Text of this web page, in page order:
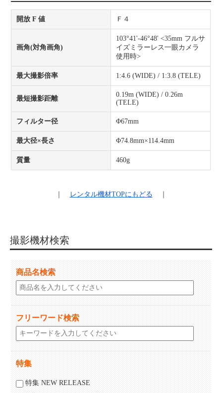
開放 F 値 Ｆ４
画角(対角画角)
103°41'-46°48' <35mm フルサ
イズミラーレス一眼カメラ
使用時>
最大撮影倍率 1:4.6 (WIDE) / 1:3.8 (TELE)
最短撮影距離
0.19m (WIDE) / 0.26m
(TELE)
フィルター径 Φ67mm
最大径×長さ Φ74.8mm×114.4mm
質量 460g
レンタル機材TOPにもどる
撮影機材検索
商品名検索
フリーワード検索
特集
特集 NEW RELEASE